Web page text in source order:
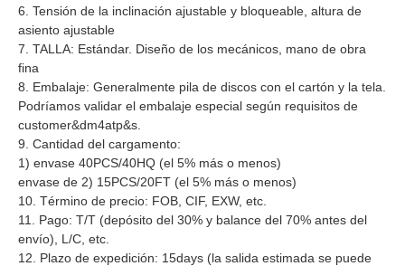
6. Tensión de la inclinación ajustable y bloqueable, altura de
asiento ajustable
7. TALLA: Estándar. Diseño de los mecánicos, mano de obra
fina
8. Embalaje: Generalmente pila de discos con el cartón y la tela.
Podríamos validar el embalaje especial según requisitos de
customer&dm4atp&s.
9. Cantidad del cargamento:
1) envase 40PCS/40HQ (el 5% más o menos)
envase de 2) 15PCS/20FT (el 5% más o menos)
10. Término de precio: FOB, CIF, EXW, etc.
11. Pago: T/T (depósito del 30% y balance del 70% antes del
envío), L/C, etc.
12. Plazo de expedición: 15days (la salida estimada se puede